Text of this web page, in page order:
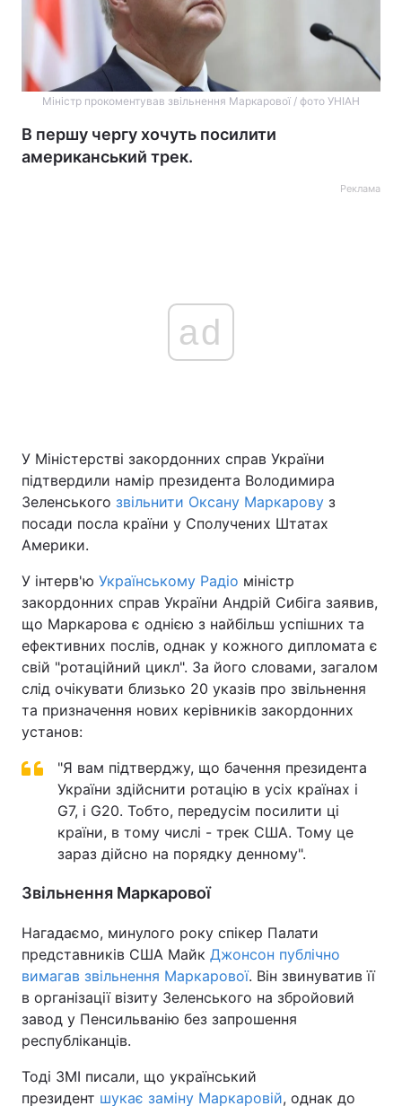
Міністр прокоментував звільнення Маркарової / фото УНІАН
В першу чергу хочуть посилити
американський трек.
Реклама
ad
У Міністерстві закордонних справ України
підтвердили намір президента Володимира
Зеленського звільнити Оксану Маркарову з
посади посла країни у Сполучених Штатах
Америки.
У інтерв'ю Українському Радіо міністр
закордонних справ України Андрій Сибіга заявив,
що Маркарова є однією з найбільш успішних та
ефективних послів, однак у кожного дипломата є
свій "ротаційний цикл". За його словами, загалом
слід очікувати близько 20 указів про звільнення
та призначення нових керівників закордонних
установ:
"Я вам підтверджу, що бачення президента
України здійснити ротацію в усіх країнах і
G7, і G20. Тобто, передусім посилити ці
країни, в тому числі - трек США. Тому це
зараз дійсно на порядку денному".
Звільнення Маркарової
Нагадаємо, минулого року спікер Палати
представників США Майк Джонсон публічно
вимагав звільнення Маркарової. Він звинуватив її
в організації візиту Зеленського на збройовий
завод у Пенсильванію без запрошення
республіканців.
Тоді ЗМІ писали, що український
президент шукає заміну Маркаровій, однак до